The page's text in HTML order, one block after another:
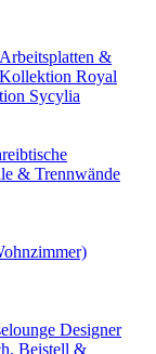
Arbeitsplatten &
Kollektion Royal
Sycylia
& Trennwände
Designer
Beistell &